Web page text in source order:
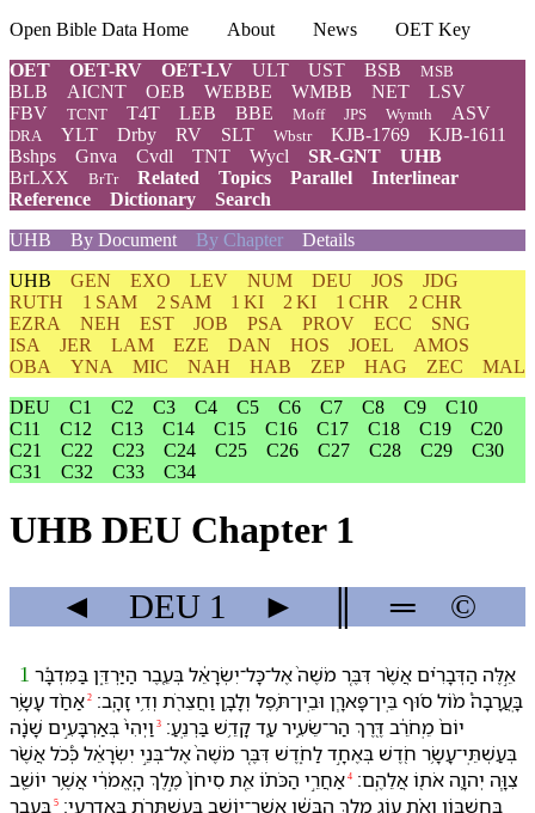
Open Bible Data Home About News
OET Key
OET
OET-RV OET-LV ULT UST BSB MSB
BLB AICNT OEB WEBBE WMBB NET
LSV
FBV
TCNT T4T LEB BBE Moff JPS Wymth ASV
DRA YLT Drby RV SLT Wbstr KJB-1769
KJB-1611
Bshps
Gnva Cvdl TNT Wycl SR-GNT
UHB
BrLXX
BrTr Related Topics Parallel
Interlinear
Reference
Dictionary
Search
UHB
By Document By Chapter Details
UHB GEN EXO LEV NUM DEU JOS
JDG
RUTH
1 SAM 2 SAM 1 KI 2 KI 1 CHR
2 CHR
EZRA
NEH EST JOB PSA PROV ECC
SNG
ISA
JER LAM EZE DAN HOS JOEL
AMOS
OBA
YNA MIC NAH HAB ZEP HAG ZEC
MAL
DEU
C1 C2 C3 C4 C5 C6 C7 C8 C9
C10
C11
C12 C13 C14 C15 C16 C17 C18 C19
C20
C21
C22 C23 C24 C25 C26 C27 C28 C29
C30
C31
C32 C33 C34
UHB DEU Chapter 1
◄ DEU1 ► ═ ©
1 אֵ֣לֶּה הַ⁠דְּבָרִ֗ים אֲשֶׁ֨ר דִּבֶּ֤ר מֹשֶׁה֙ אֶל־כָּל־יִשְׂרָאֵ֔ל בְּ⁠עֵ֖בֶר הַ⁠יַּרְדֵּ֑ן בַּ⁠מִּדְבָּ֡ר
בָּֽ⁠עֲרָבָה֩ מ֨וֹל ס֜וּף בֵּֽין־פָּארָ֧ן וּ⁠בֵֽין־תֹּ֛פֶל וְ⁠לָבָ֥ן וַ⁠חֲצֵרֹ֖ת וְ⁠דִ֥י זָהָֽב׃ 2 אַחַ֨ד עָשָׂ֥ר
יוֹם֙ מֵֽ⁠חֹרֵ֔ב דֶּ֖רֶךְ הַר־שֵׂעִ֑יר עַ֖ד קָדֵ֥שׁ בַּרְנֵֽעַ׃ 3 וַ⁠יְהִי֙ בְּ⁠אַרְבָּעִ֣ים שָׁנָ֔ה
בְּ⁠עַשְׁתֵּֽי־עָשָׂ֥ר חֹ֖דֶשׁ בְּ⁠אֶחָ֣ד לַ⁠חֹ֑דֶשׁ דִּבֶּ֤ר מֹשֶׁה֙ אֶל־בְּנֵ֣י יִשְׂרָאֵ֔ל כְּ֠⁠כֹל אֲשֶׁ֨ר
צִוָּ֧ה יְהוָ֛ה אֹת֖⁠וֹ אֲלֵ⁠הֶֽם׃ 4 אַחֲרֵ֣י הַכֹּת֗⁠וֹ אֵ֚ת סִיחֹן֙ מֶ֣לֶךְ הָֽ⁠אֱמֹרִ֔י אֲשֶׁ֥ר יוֹשֵׁ֖ב
בְּ⁠חֶשְׁבּ֑וֹן וְ⁠אֵ֗ת ע֚וֹג מֶ֣לֶךְ הַ⁠בָּשָׁ֔ן אֲשֶׁר־יוֹשֵׁ֥ב בְּ⁠עַשְׁתָּרֹ֖ת בְּ⁠אֶדְרֶֽעִי׃ 5 בְּ⁠עֵ֥בֶר